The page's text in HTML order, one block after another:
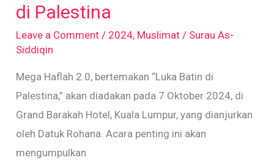
di Palestina
Leave a Comment / 2024, Muslimat / Surau As-
Siddiqin
Mega Haflah 2.0, bertemakan “Luka Batin di
Palestina,” akan diadakan pada 7 Oktober 2024, di
Grand Barakah Hotel, Kuala Lumpur, yang dianjurkan
oleh Datuk Rohana. Acara penting ini akan
mengumpulkan
|
Batin
Palestina